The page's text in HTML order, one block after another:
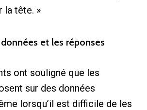
la tête. »
et les réponses
ont souligné que les
sur des données
lorsqu’il est difficile de les